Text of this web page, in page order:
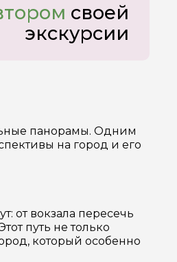
своей
экскурсии
панорамы. Одним
на город и его
от вокзала пересечь
путь не только
который особенно